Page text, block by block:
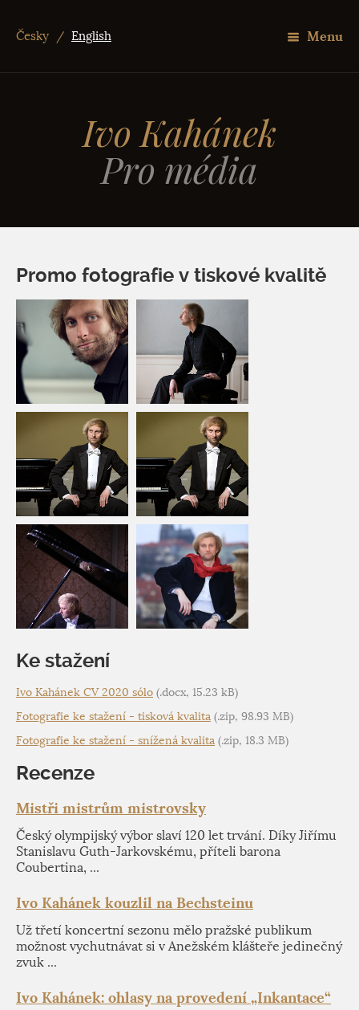
Menu
Česky / English
Ivo Kahánek
Pro média
Promo fotografie v tiskové kvalitě
Ke stažení
Ivo Kahánek CV 2020 sólo (.docx, 15.23 kB)
Fotografie ke stažení - tisková kvalita (.zip, 98.93 MB)
Fotografie ke stažení - snížená kvalita (.zip, 18.3 MB)
Recenze
Mistři mistrům mistrovsky
Český olympijský výbor slaví 120 let trvání. Díky Jiřímu
Stanislavu Guth-Jarkovskému, příteli barona
Coubertina, ...
Ivo Kahánek kouzlil na Bechsteinu
Už třetí koncertní sezonu mělo pražské publikum
možnost vychutnávat si v Anežském klášteře jedinečný
zvuk ...
Ivo Kahánek: ohlasy na provedení „Inkantace“